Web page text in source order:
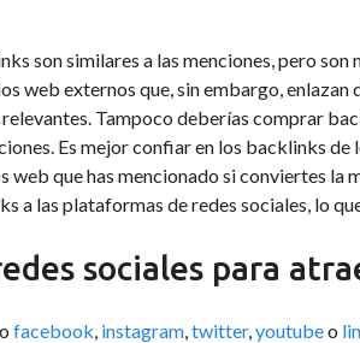
son similares a las menciones, pero
web externos que, sin embargo,
Tampoco deberías comprar
Es mejor confiar en los backlinks
web que has mencionado si conviertes la
a las plataformas de redes sociales, lo
sociales para
facebook, instagram,twitter,youtubeo